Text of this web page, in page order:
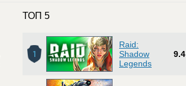
ТОП 5
1
Raid:
Shadow
Legends
9.4